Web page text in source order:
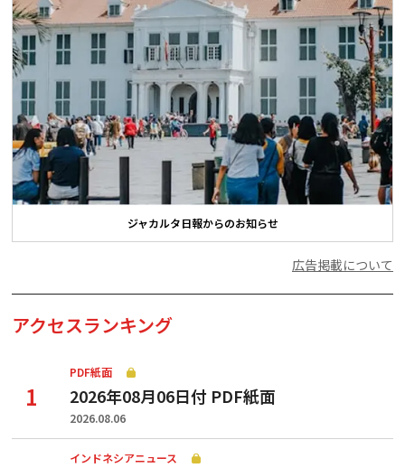
ジャカルタ日報からのお知らせ
広告掲載について
アクセスランキング
PDF紙面
2026年08月06日付 PDF紙面
2026.08.06
インドネシアニュース